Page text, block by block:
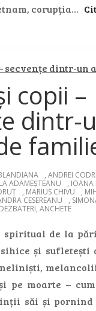
corupția…
copii –
dintr-
, ANDREI
ADAMEȘTEANU , IOANA
, MARIUS CHIVU ,
CESEREANU ,
ANCHETE
spiritual de la
și sufletești
pe moarte –
săi și pornind